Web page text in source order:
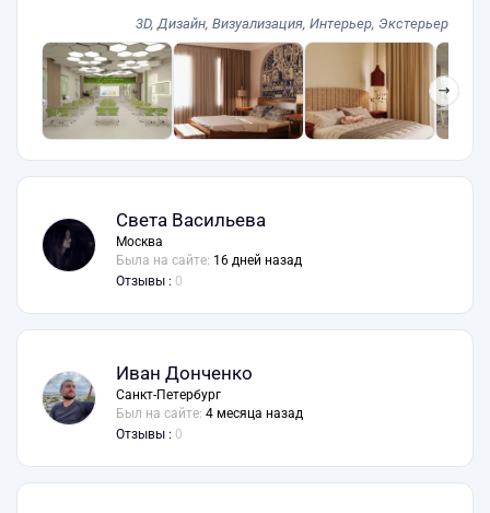
3D, Дизайн, Визуализация, Интерьер, Экстерьер
❯
Света Васильева
Москва
Была на сайте: 16 дней назад
Отзывы : 0
Иван Донченко
Санкт-Петербург
Был на сайте: 4 месяца назад
Отзывы : 0